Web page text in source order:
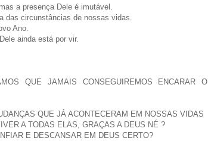
a presença Dele é imutável.
das circunstâncias de nossas vidas.
Ano.
ainda está por vir.
QUE JAMAIS CONSEGUIREMOS ENCARAR O
QUE JÁ ACONTECERAM EM NOSSAS VIDAS
A TODAS ELAS, GRAÇAS A DEUS NÉ ?
E DESCANSAR EM DEUS CERTO?